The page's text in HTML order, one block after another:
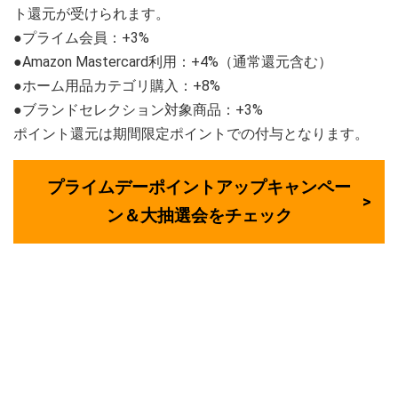
ト還元が受けられます。
●プライム会員：+3%
●Amazon Mastercard利用：+4%（通常還元含む）
●ホーム用品カテゴリ購入：+8%
●ブランドセレクション対象商品：+3%
ポイント還元は期間限定ポイントでの付与となります。
プライムデーポイントアップキャンペー
ン＆大抽選会をチェック